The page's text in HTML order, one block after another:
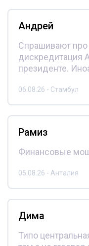
Андрей
Спрашивают про
дискредитация
президенте.
06.08.26 - Стамбул
Рамиз
Финансовые
05.08.26 - Анталия
Дима
Типо